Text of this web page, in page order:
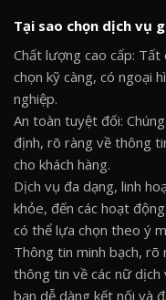
Tại sao chọn dịch vụ
Chất lượng cao cấp:
chọn kỹ càng, có ngoại
nghiệp.
An toàn tuyệt đối:
định, rõ ràng về thông
cho khách hàng.
Dịch vụ đa dạng, linh
khỏe, đến các hoạt
có thể lựa chọn theo ý
Thông tin minh bạch, rõ
thông tin về các nữ
bạn dễ dàng kết nối và